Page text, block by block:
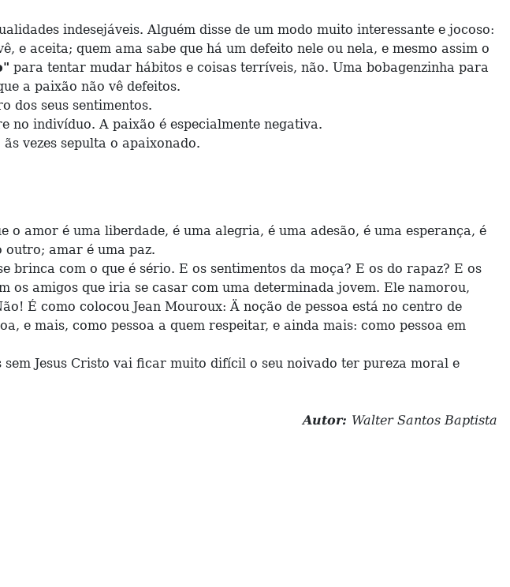
indesejáveis. Alguém disse de um modo muito interessante e jocoso:
e aceita; quem ama sabe que há um defeito nele ou nela, e mesmo assim o
para tentar mudar hábitos e coisas terríveis, não. Uma bobagenzinha para
a paixão não vê defeitos.
dos seus sentimentos.
no indivíduo. A paixão é especialmente negativa.
vezes sepulta o apaixonado.
é uma liberdade, é uma alegria, é uma adesão, é uma esperança, é
outro; amar é uma paz.
com o que é sério. E os sentimentos da moça? E os do rapaz? E os
os amigos que iria se casar com uma determinada jovem. Ele namorou,
É como colocou Jean Mouroux: Ä noção de pessoa está no centro de
e mais, como pessoa a quem respeitar, e ainda mais: como pessoa em
Jesus Cristo vai ficar muito difícil o seu noivado ter pureza moral e
Autor: Walter Santos Baptista